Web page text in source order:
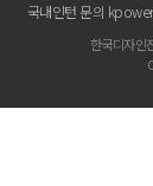
국내인턴 문의
한국디자인